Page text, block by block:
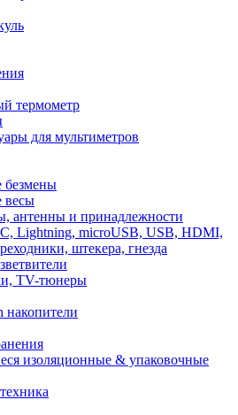
термометр
для мультиметров
безмены
весы
антенны и принадлежности
Lightning, microUSB, USB, HDMI,
штекера, гнезда
TV-тюнеры
накопители
изоляционные & упаковочные